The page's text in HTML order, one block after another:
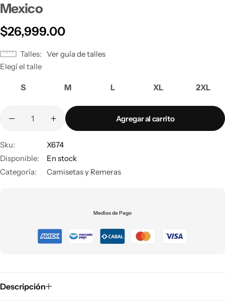
Mexico
$26,999.00
Talles
Ver guía de talles
Elegí el talle
S M L XL 2XL
Agregar al carrito
Sku:
X674
Disponible:
En stock
Categoría:
Camisetas y Remeras
Medios de Pago
Descripción